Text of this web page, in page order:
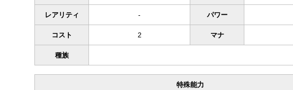
レアリティ - パワー
コスト 2 マナ
種族
特殊能力